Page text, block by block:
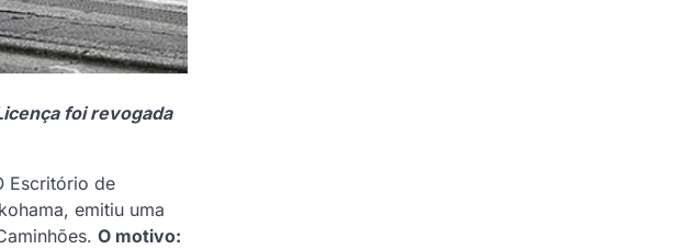
foi revogada
Escritório de
emitiu uma
O motivo: